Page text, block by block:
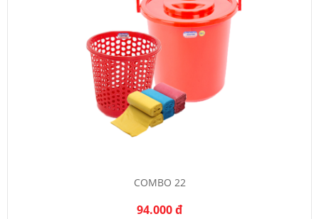
COMBO 22
94.000 đ